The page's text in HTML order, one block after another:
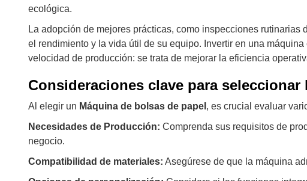
ecológica.
La adopción de mejores prácticas, como inspecciones
el rendimiento y la vida útil de su equipo. Invertir en una
velocidad de producción: se trata de mejorar la eficiencia
Consideraciones clave para
Al elegir un Máquina de bolsas de papel , es crucial evaluar
Necesidades de Producción: Comprenda sus requisitos de
negocio.
Compatibilidad de materiales: Asegúrese de que la máquina